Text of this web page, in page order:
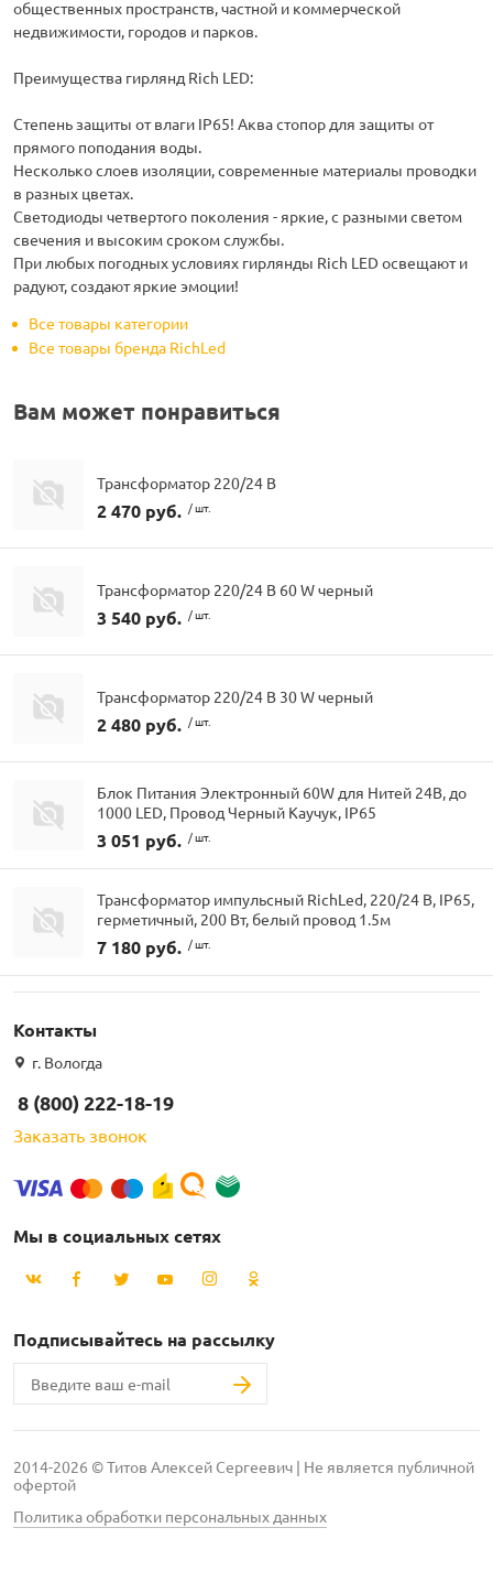
общественных пространств, частной и коммерческой
недвижимости, городов и парков.
Преимущества гирлянд Rich LED:
Степень защиты от влаги IP65! Аква стопор для защиты от
прямого поподания воды.
Несколько слоев изоляции, современные материалы проводки
в разных цветах.
Светодиоды четвертого поколения - яркие, с разными светом
свечения и высоким сроком службы.
При любых погодных условиях гирлянды Rich LED освещают и
радуют, создают яркие эмоции!
Все товары категории
Все товары бренда RichLed
Вам может понравиться
Трансформатор 220/24 В
2 470 руб. / шт.
Трансформатор 220/24 В 60 W черный
3 540 руб. / шт.
Трансформатор 220/24 В 30 W черный
2 480 руб. / шт.
Блок Питания Электронный 60W для Нитей 24В, до
1000 LED, Провод Черный Каучук, IP65
3 051 руб. / шт.
Трансформатор импульсный RichLed, 220/24 В, IP65,
герметичный, 200 Вт, белый провод 1.5м
7 180 руб. / шт.
Контакты
г. Вологда
8 (800) 222-18-19
Заказать звонок
Мы в социальных сетях
Подписывайтесь на рассылку
2014-2026 © Титов Алексей Сергеевич | Не является публичной
офертой
Политика обработки персональных данных